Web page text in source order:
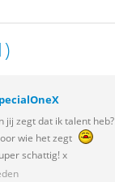
jij zegt dat ik talent heb?
wie het zegt
schattig! x